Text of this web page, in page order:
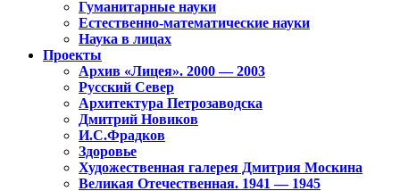
Гуманитарные науки
Естественно-математические науки
Наука в лицах
Проекты
Архив «Лицея». 2000 — 2003
Русский Север
Архитектура Петрозаводска
Дмитрий Новиков
И.С.Фрадков
Здоровье
Художественная галерея Дмитрия Москина
Великая Отечественная. 1941 — 1945